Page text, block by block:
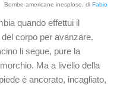
Bombe americane inesplose, di Fabio
quando effettui il
corpo per avanzare.
li segue, pure la
Ma a livello della
è ancorato, incagliato,